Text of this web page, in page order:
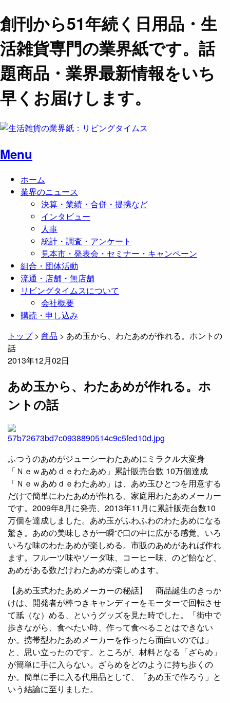
創刊から51年続く日用品・生
活雑貨専門の業界紙です。話
題商品・業界最新情報をいち
早くお届けします。
Menu
ホーム
業界のニュース
決算・業績・合併・提携など
インタビュー
人事
統計・調査・アンケート
見本市・発表会・セミナー・キャンペーン
組合・団体活動
流通・店舗・無店舗
リビングタイムスについて
会社概要
購読・申し込み
トップ> 商品 > あめ玉から、わたあめが作れる。ホントの
話
2013年12月02日
あめ玉から、わたあめが作れる。ホ
ントの話
ふつうのあめがジューシーわたあめにミラクル大変身
「Ｎｅｗあめｄｅわたあめ」累計販売台数 10万個達成
「Ｎｅｗあめｄｅわたあめ」は、あめ玉ひとつを用意する
だけで簡単にわたあめが作れる、家庭用わたあめメーカー
です。2009年8月に発売、2013年11月に累計販売台数10
万個を達成しました。あめ玉がふわふわのわたあめになる
驚き。あめの美味しさが一瞬で口の中に広がる感覚。いろ
いろな味のわたあめが楽しめる。市販のあめがあれば作れ
ます。フルーツ味やソーダ味、コーヒー味、のど飴など、
あめがある数だけわたあめが楽しめます。
【あめ玉式わたあめメーカーの秘話】 商品誕生のきっか
けは、開発者が棒つきキャンディーをモーターで回転させ
て舐（な）める、というグッズを見た時でした。「街中で
歩きながら、食べたい時、作って食べることはできない
か。携帯型わたあめメーカーを作ったら面白いのでは」
と、思い立ったのです。ところが、材料となる「ざらめ」
が簡単に手に入らない。ざらめをどのように持ち歩くの
か。簡単に手に入る代用品として、「あめ玉で作ろう」と
いう結論に至りました。